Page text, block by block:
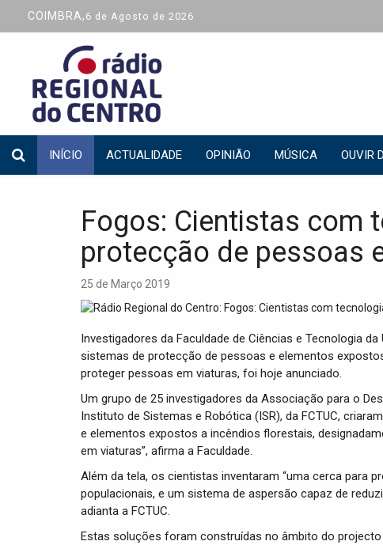
COIMBRA, 6 de Agosto de 2026
INÍCIO ACTUALIDADE OPINIÃO MÚSICA OUVIR
Fogos: Cientistas com
protecção de pessoas
25 de Março 2019
Investigadores da Faculdade de Ciências e Tecnologia
sistemas de protecção de pessoas e elementos
proteger pessoas em viaturas, foi hoje anunciado.
Um grupo de 25 investigadores da Associação para o
Instituto de Sistemas e Robótica (ISR), da FCTUC,
e elementos expostos a incêndios florestais,
em viaturas”, afirma a Faculdade.
Além da tela, os cientistas inventaram “uma cerca para
populacionais, e um sistema de aspersão capaz de
adianta a FCTUC.
Estas soluções foram construídas no âmbito do projecto